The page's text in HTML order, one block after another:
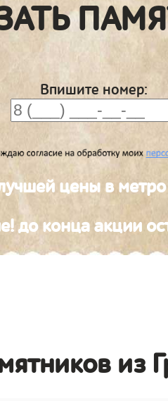
Впишите номер:
цены в
до конца акции
из